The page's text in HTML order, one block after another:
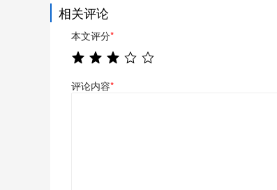
相关评论
本文评分*
评论内容*